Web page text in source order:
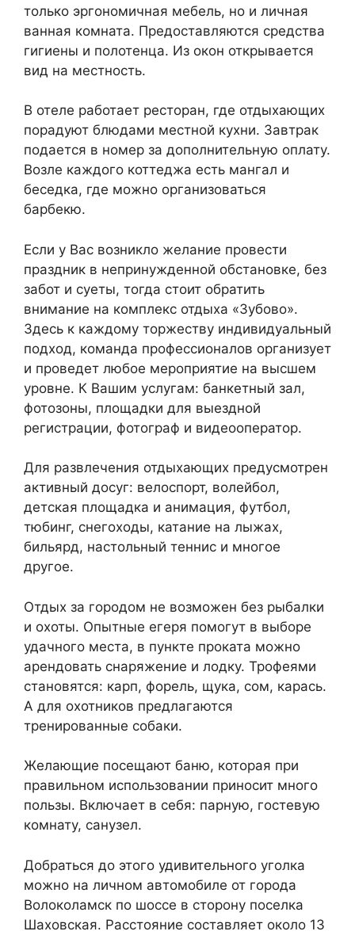
только эргономичная мебель, но и личная
ванная комната. Предоставляются средства
гигиены и полотенца. Из окон открывается
вид на местность.
В отеле работает ресторан, где отдыхающих
порадуют блюдами местной кухни. Завтрак
подается в номер за дополнительную оплату.
Возле каждого коттеджа есть мангал и
беседка, где можно организоваться
барбекю.
Если у Вас возникло желание провести
праздник в непринужденной обстановке, без
забот и суеты, тогда стоит обратить
внимание на комплекс отдыха «Зубово».
Здесь к каждому торжеству индивидуальный
подход, команда профессионалов организует
и проведет любое мероприятие на высшем
уровне. К Вашим услугам: банкетный зал,
фотозоны, площадки для выездной
регистрации, фотограф и видеооператор.
Для развлечения отдыхающих предусмотрен
активный досуг: велоспорт, волейбол,
детская площадка и анимация, футбол,
тюбинг, снегоходы, катание на лыжах,
бильярд, настольный теннис и многое
другое.
Отдых за городом не возможен без рыбалки
и охоты. Опытные егеря помогут в выборе
удачного места, в пункте проката можно
арендовать снаряжение и лодку. Трофеями
становятся: карп, форель, щука, сом, карась.
А для охотников предлагаются
тренированные собаки.
Желающие посещают баню, которая при
правильном использовании приносит много
пользы. Включает в себя: парную, гостевую
комнату, санузел.
Добраться до этого удивительного уголка
можно на личном автомобиле от города
Волоколамск по шоссе в сторону поселка
Шаховская. Расстояние составляет около 13